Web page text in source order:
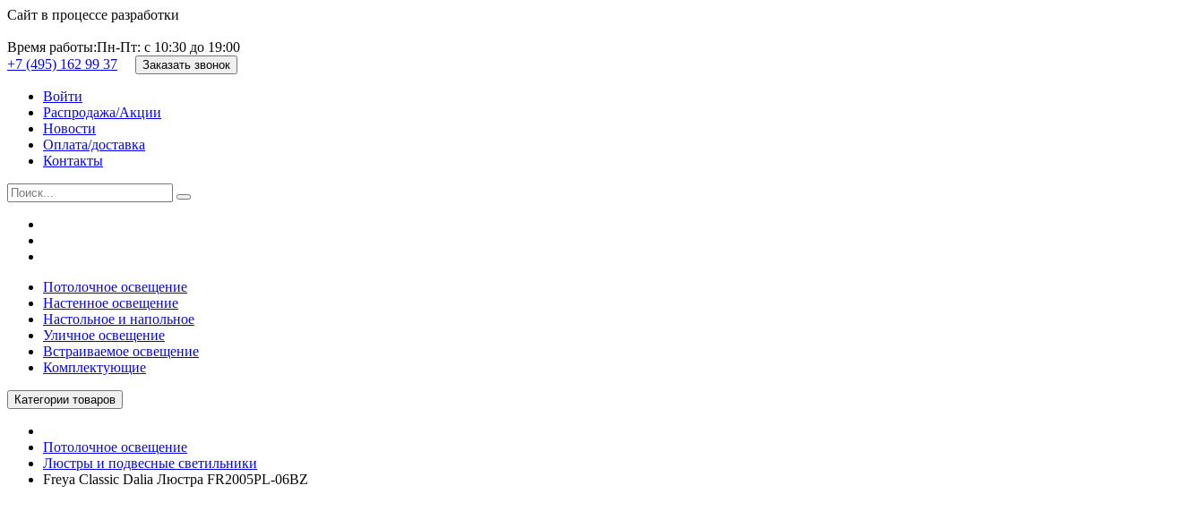
Сайт в процессе разработки
Время работы:Пн-Пт: с 10:30 до 19:00
+7 (495) 162 99 37
Заказать звонок
Войти
Распродажа/Акции
Новости
Оплата/доставка
Контакты
Потолочное освещение
Настенное освещение
Настольное и напольное
Уличное освещение
Встраиваемое освещение
Комплектующие
Категории товаров
Потолочное освещение
Люстры и подвесные светильники
Freya Classic Dalia Люстра FR2005PL-06BZ